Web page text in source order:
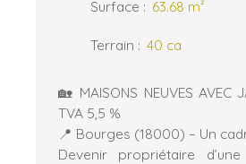
Surface : 63.68 m²
Terrain : 40 ca
🏡 MAISONS NEUVES AVEC
TVA 5,5 %
📍 Bourges (18000) – Un
Devenir propriétaire